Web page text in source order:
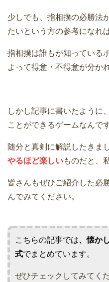
少しでも、指相撲の必勝法
たいという方の参考になれ
指相撲は誰もが知っている
よって得意・不得意が分か
しかし記事に書いたように
ことができるゲームなんで
随分と真剣に解説したきま
やるほど楽しいものだと、
皆さんもぜひご紹介した必
んでみてください。
こちらの記事では、懐か
式でまとめています。
ぜひチェックしてみてくだ